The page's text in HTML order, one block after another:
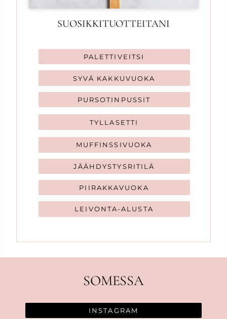
SUOSIKKITUOTTEITANI
PALETTIVEITSI
SYVÄ KAKKUVUOKA
PURSOTINPUSSIT
TYLLASETTI
MUFFINSSIVUOKA
JÄÄHDYSTYSRITILÄ
PIIRAKKAVUOKA
LEIVONTA-ALUSTA
SOMESSA
INSTAGRAM